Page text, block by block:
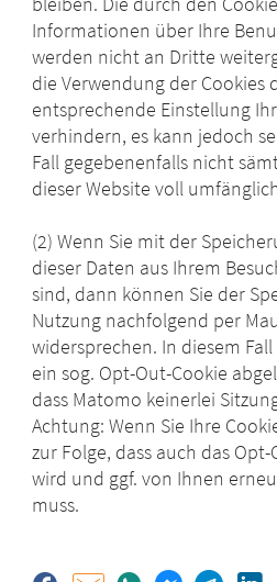
Informationen über Ihre
werden nicht an Dritte
die Verwendung der Cookies
entsprechende Einstellung
verhindern, es kann jedoch
Fall gegebenenfalls nicht
dieser Website voll
(2) Wenn Sie mit der
dieser Daten aus Ihrem
sind, dann können Sie der
Nutzung nachfolgend per
widersprechen. In diesem
ein sog. Opt-Out-Cookie
dass Matomo keinerlei
Achtung: Wenn Sie Ihre
zur Folge, dass auch das
wird und ggf. von Ihnen
muss.